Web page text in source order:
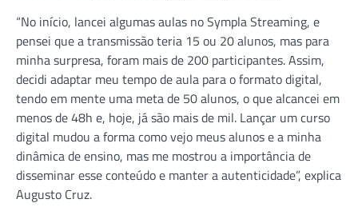
“No início, lancei algumas aulas no Sympla Streaming, e
pensei que a transmissão teria 15 ou 20 alunos, mas para
minha surpresa, foram mais de 200 participantes. Assim,
decidi adaptar meu tempo de aula para o formato digital,
tendo em mente uma meta de 50 alunos, o que alcancei em
menos de 48h e, hoje, já são mais de mil. Lançar um curso
digital mudou a forma como vejo meus alunos e a minha
dinâmica de ensino, mas me mostrou a importância de
disseminar esse conteúdo e manter a autenticidade”, explica
Augusto Cruz.